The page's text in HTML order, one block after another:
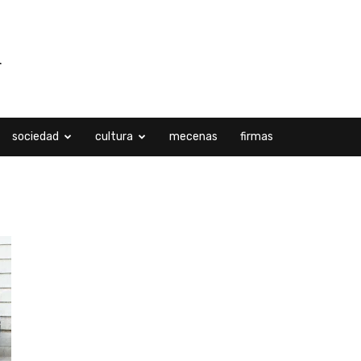
sociedad cultura mecenas firmas